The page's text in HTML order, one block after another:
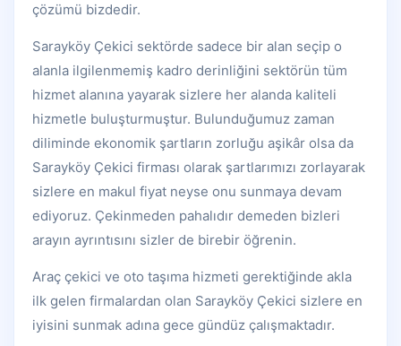
çözümü bizdedir.
Sarayköy Çekici sektörde sadece bir alan seçip o
alanla ilgilenmemiş kadro derinliğini sektörün tüm
hizmet alanına yayarak sizlere her alanda kaliteli
hizmetle buluşturmuştur. Bulunduğumuz zaman
diliminde ekonomik şartların zorluğu aşikâr olsa da
Sarayköy Çekici firması olarak şartlarımızı zorlayarak
sizlere en makul fiyat neyse onu sunmaya devam
ediyoruz. Çekinmeden pahalıdır demeden bizleri
arayın ayrıntısını sizler de birebir öğrenin.
Araç çekici ve oto taşıma hizmeti gerektiğinde akla
ilk gelen firmalardan olan Sarayköy Çekici sizlere en
iyisini sunmak adına gece gündüz çalışmaktadır.